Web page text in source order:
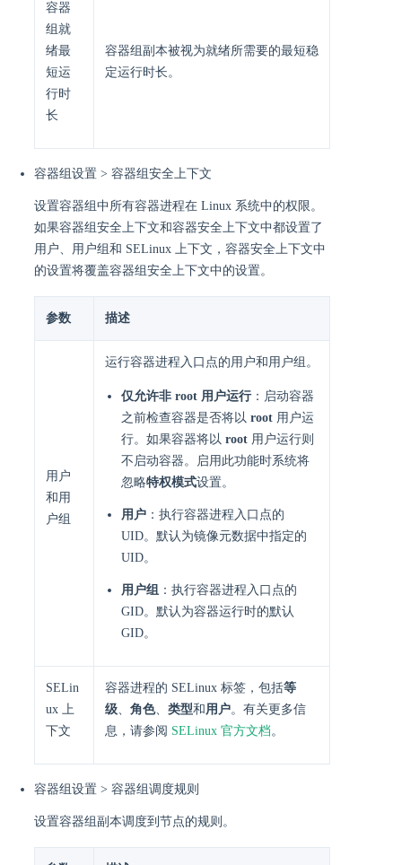
容器
组就
绪最
短运
行时
长
容器组副本被视为就绪所需要的最短稳
定运行时长。
容器组设置 > 容器组安全上下文
设置容器组中所有容器进程在 Linux 系统中的权限。
如果容器组安全上下文和容器安全上下文中都设置了
用户、用户组和 SELinux 上下文，容器安全上下文中
的设置将覆盖容器组安全上下文中的设置。
参数 描述
用户
和用
户组
运行容器进程入口点的用户和用户组。
仅允许非 root 用户运行：启动容器
之前检查容器是否将以 root 用户运
行。如果容器将以 root 用户运行则
不启动容器。启用此功能时系统将
忽略特权模式设置。
用户 ：执行容器进程入口点的
UID。默认为镜像元数据中指定的
UID。
用户组 ：执行容器进程入口点的
GID。默认为容器运行时的默认
GID。
SELin
ux 上
下文
容器进程的 SELinux 标签，包括等
级、 角色、 类型和 用户。有关更多信
息，请参阅 SELinux 官方文档。
容器组设置 > 容器组调度规则
设置容器组副本调度到节点的规则。